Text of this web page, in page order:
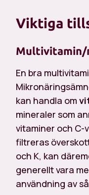
Viktiga
En bra
kan handla om
mineraler som
vitaminer och C-
filtreras
och K, kan
generellt vara
användning av